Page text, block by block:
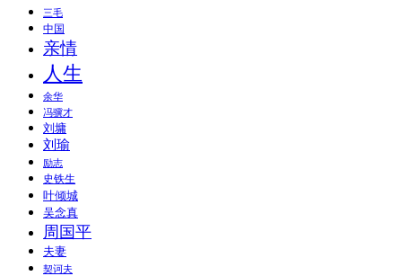
三毛
中国
亲情
人生
余华
冯骥才
刘墉
刘瑜
励志
史铁生
叶倾城
吴念真
周国平
夫妻
契诃夫